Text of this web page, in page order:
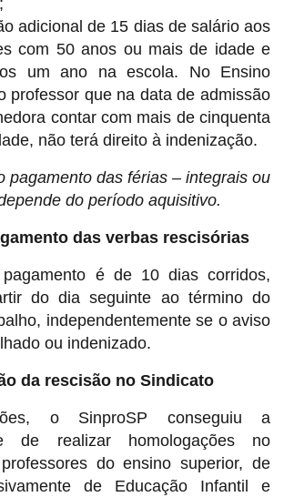
adicional de 15 dias de salário aos
com 50 anos ou mais de idade e
um ano na escola. No Ensino
professor que na data de admissão
contar com mais de cinquenta
não terá direito à indenização.
pagamento das férias – integrais ou
do período aquisitivo.
das verbas rescisórias
é de 10 dias corridos,
do dia seguinte ao término do
independentemente se o aviso
ou indenizado.
da rescisão no Sindicato
o SinproSP conseguiu a
de realizar homologações no
do ensino superior, de
de Educação Infantil e